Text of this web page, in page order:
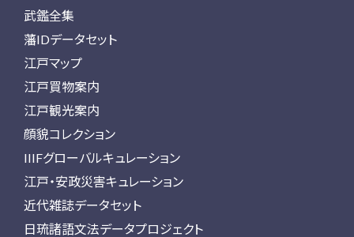
武鑑全集
藩IDデータセット
江戸マップ
江戸買物案内
江戸観光案内
顔貌コレクション
IIIFグローバルキュレーション
江戸・安政災害キュレーション
近代雑誌データセット
日琉諸語文法データプロジェクト